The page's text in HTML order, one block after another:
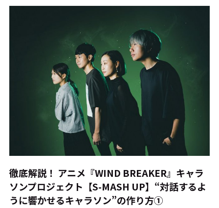
徹底解説！ アニメ『WIND BREAKER』キャラ
ソンプロジェクト【S-MASH UP】――“対話するよ
うに響かせるキャラソン”の作り方①